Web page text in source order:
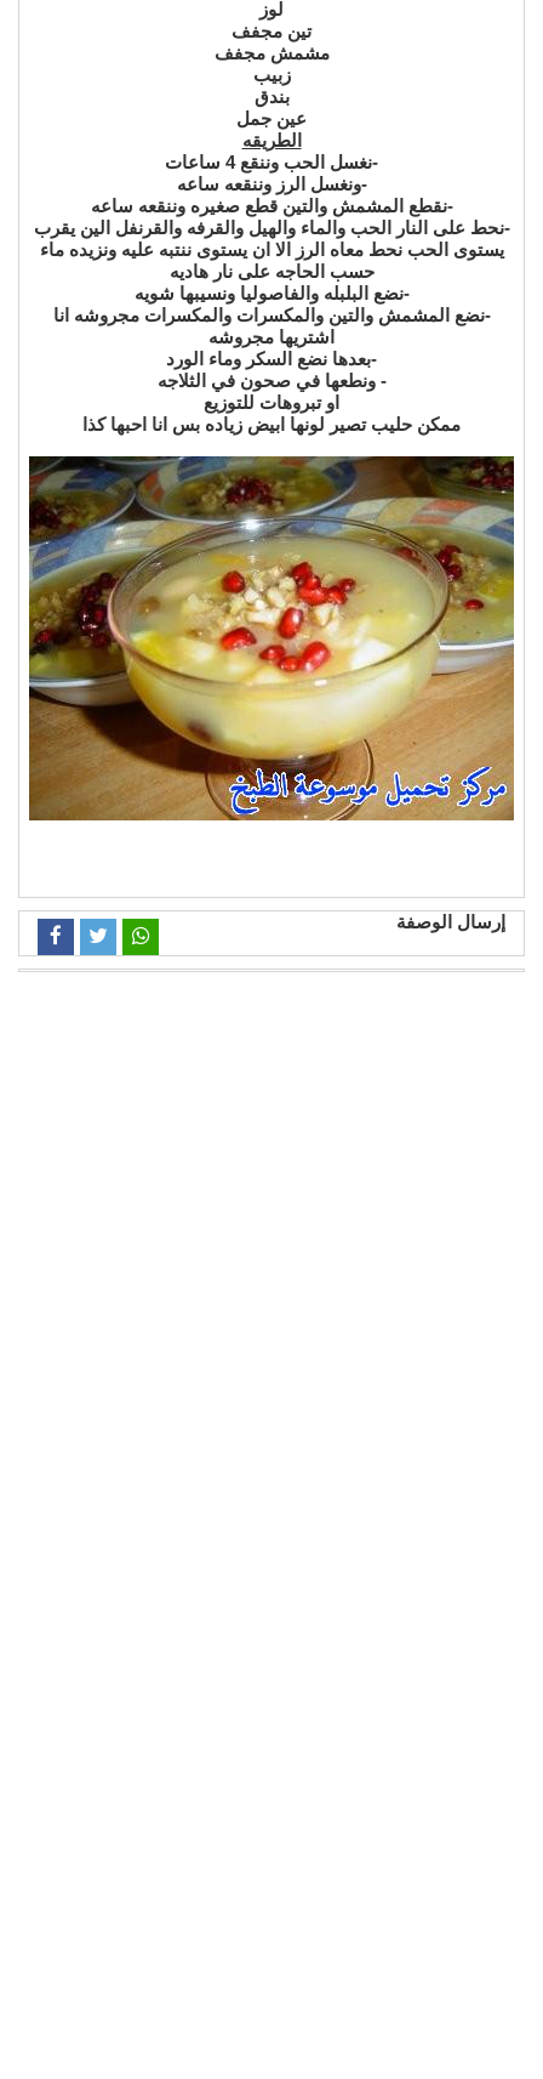
لوز
تين مجفف
مشمش مجفف
زبيب
بندق
عين جمل
الطريقه
-نغسل الحب وننقع 4 ساعات
-ونغسل الرز وننقعه ساعه
-نقطع المشمش والتين قطع صغيره وننقعه ساعه
-نحط على النار الحب والماء والهيل والقرفه والقرنفل الين يقرب
يستوى الحب نحط معاه الرز الا ان يستوى ننتبه عليه ونزيده ماء
حسب الحاجه على نار هاديه
-نضع البلبله والفاصوليا ونسيبها شويه
-نضع المشمش والتين والمكسرات والمكسرات مجروشه انا
اشتريها مجروشه
-بعدها نضع السكر وماء الورد
- ونطعها في صحون في الثلاجه
او تبروهات للتوزيع
ممكن حليب تصير لونها ابيض زياده بس انا احبها كذا
إرسال الوصفة